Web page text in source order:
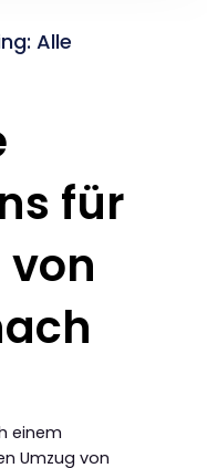
Alle
für
einem
Umzug von